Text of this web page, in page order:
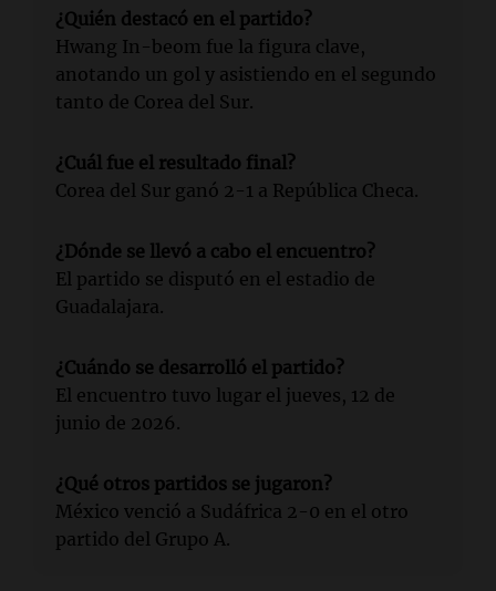
¿Quién destacó en el partido?
Hwang In-beom fue la figura clave,
anotando un gol y asistiendo en el segundo
tanto de Corea del Sur.
¿Cuál fue el resultado final?
Corea del Sur ganó 2-1 a República Checa.
¿Dónde se llevó a cabo el encuentro?
El partido se disputó en el estadio de
Guadalajara.
¿Cuándo se desarrolló el partido?
El encuentro tuvo lugar el jueves, 12 de
junio de 2026.
¿Qué otros partidos se jugaron?
México venció a Sudáfrica 2-0 en el otro
partido del Grupo A.